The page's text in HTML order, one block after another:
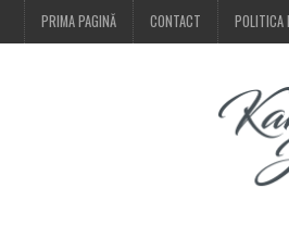
PRIMA PAGINĂ CONTACT POLITICA